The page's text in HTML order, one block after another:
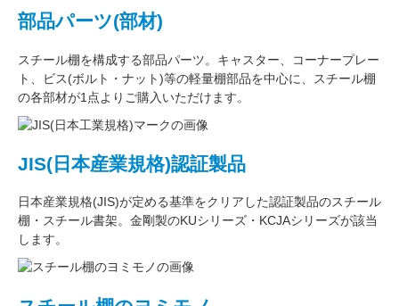
部品パーツ(部材)
スチール棚を構成する部品パーツ。 キャスター
コーナープレー
ト
ビス(ボルト・ナット)等の軽量棚部品を中心に、スチール棚
の各部材が1点よりご購入いただけます。
JIS(日本産業規格)認証製品
日本産業規格(JIS)が定める基準をクリアした認証製品のスチール
棚・スチール書架。金剛製のKUシリーズ・KCJAシリーズが該当
します。